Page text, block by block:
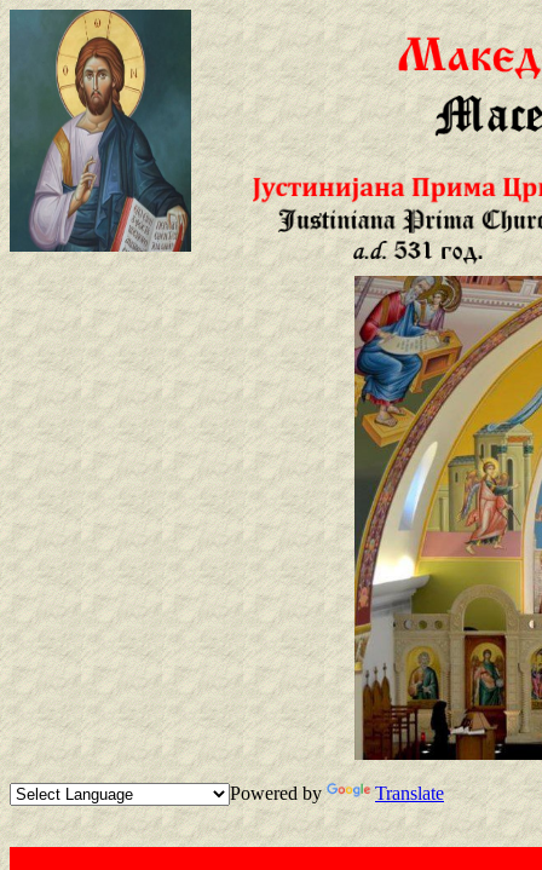
Powered by Translate